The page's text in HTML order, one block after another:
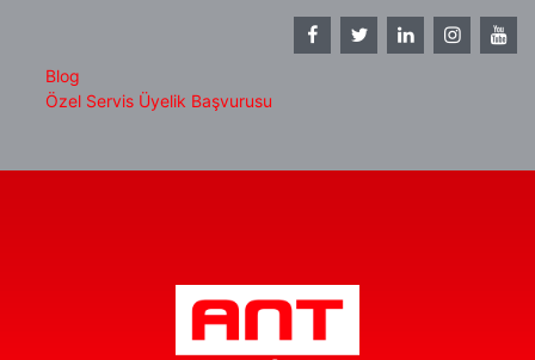
Blog
Özel Servis Üyelik Başvurusu